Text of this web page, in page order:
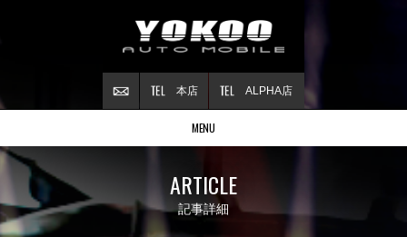
ALPHA店
本店
MENU
Stock list
在庫情報
Contract
ご成約情報
ARTICLE
記事詳細